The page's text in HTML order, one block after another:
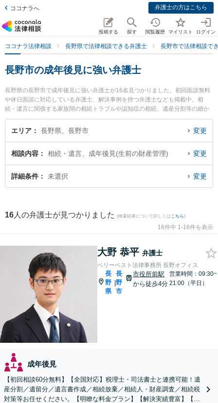
ココナラへ 弁護士の方はこちら
投稿する 探す 閲覧履歴 マイリスト ログイン
ココナラ法律相談 長野県で法律相談できる弁護士 長野市で法律相談で
長野市の成年後見に強い弁護士
長野県の長野市で成年後見に強い弁護士が16名見つかりました。初回面談無料
や休日面談に対応している弁護士、解決事例を持つ弁護士なども掲載中。相
続・遺言に関係する家族間の相続トラブルや認知症の相続、遺産分割等の細か
な分野での絞り込み検索もでき便利です。特にベリーベスト法律事務所 長野オ
フィスの大野 恭平弁護士やおさだ法律事務所の長田 雄介弁護士、弁護士法人一
のトラブルを今すぐに弁護士に相談したい』『成年後見のトラブル解決の実績
豊富な近くの弁護士を検索したい』『初回相談無料で成年後見を法律相談でき
る長野市内の弁護士に相談予約したい』などでお困りの相談者さんにおすすめ
エリア 長野県、長野市 変更
相談内容 相続・遺言、成年後見(生前の財産管理) 変更
詳細条件 未選択 変更
16 人の弁護士が見つかりました (検索結果について詳しくは こちら)
16件中 1-16件を表示
大野 恭平 弁護士
ベリーベスト法律事務所 長野オフィス
長
野
県
|
長
野
市
市役所前駅
から徒歩4分
営業時間：09:30~
21:00（平日）
成年後見
【初回相談60分無料】【全国対応】税理士・司法書士と連携可能！遺
産分割／遺留分／遺言書作成／相続放棄／相続人・財産調査／相続税
対策等お任せください。【明瞭な料金プラン】【解決実績豊富】【電